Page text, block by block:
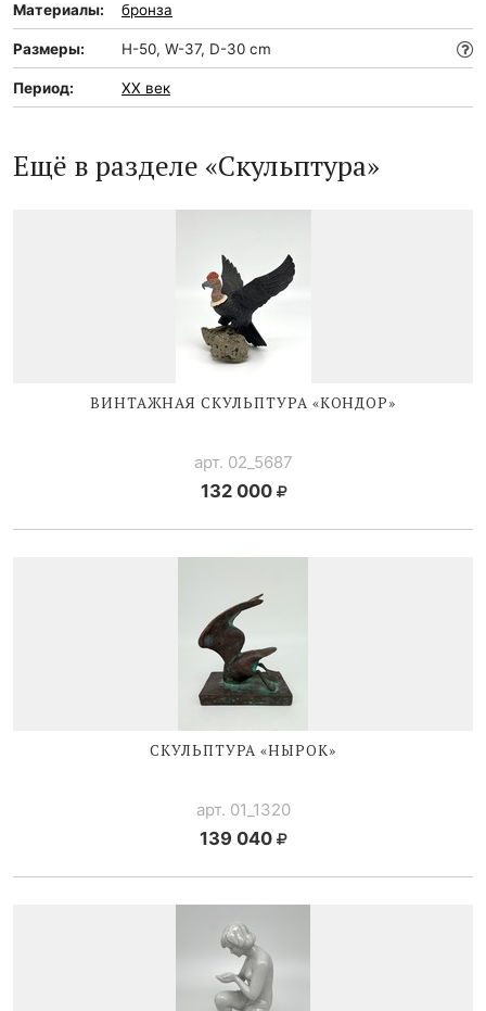
Материалы: бронза
Размеры: H-50, W-37, D-30 cm
Период: XX век
Ещё в разделе «Скульптура»
ВИНТАЖНАЯ СКУЛЬПТУРА «КОНДОР»
арт. 02_5687
132 000
СКУЛЬПТУРА «НЫРОК»
арт. 01_1320
139 040